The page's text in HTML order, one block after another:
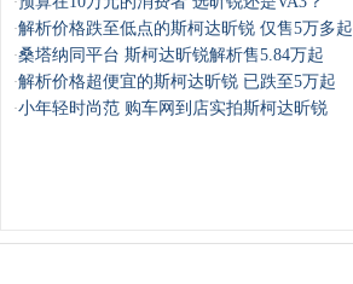
·解析价格跌至低点的斯柯达昕锐 仅售5万多起
·桑塔纳同平台 斯柯达昕锐解析售5.84万起
·解析价格超便宜的斯柯达昕锐 已跌至5万起
·小年轻时尚范 购车网到店实拍斯柯达昕锐